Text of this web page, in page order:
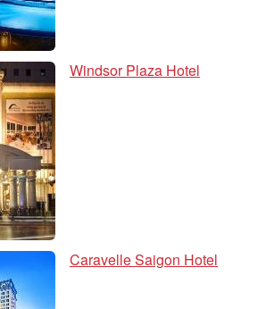
Windsor Plaza Hotel
Caravelle Saigon Hotel